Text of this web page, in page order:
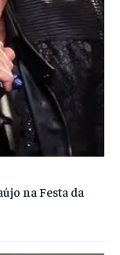
na Festa da